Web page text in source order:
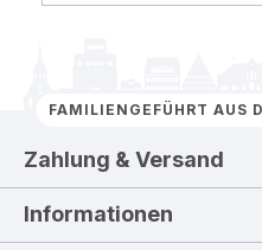
FAMILIENGEFÜHRT AUS
Zahlung & Versand
Informationen